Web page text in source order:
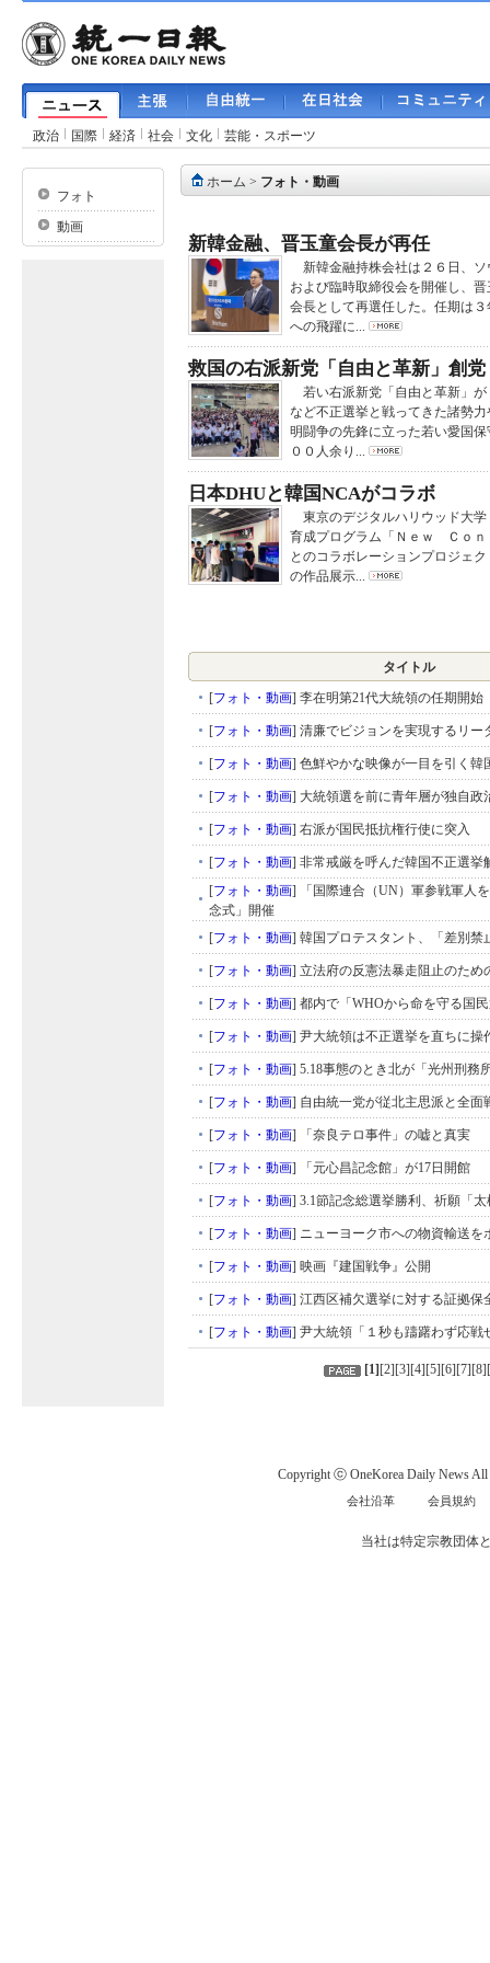
政治 国際 経済 社会 文化 芸能・スポーツ
フォト
動画
ホーム > フォト・動画
新韓金融、晋玉童会長が再任
新韓金融持株会社は２６日、
および臨時取締役会を開催し、
会長として再選任した。任期は
への飛躍に...
救国の右派新党「自由と革新」創党
若い右派新党「自由と革新」
など不正選挙と戦ってきた諸勢
明闘争の先鋒に立った若い愛国
００人余り...
日本DHUと韓国NCAがコラボ
東京のデジタルハリウッド大
育成プログラム「Ｎｅｗ Ｃｏ
とのコラボレーションプロジェ
の作品展示...
タイトル
[フォト・動画] 李在明第21代大統領の任期開始
[フォト・動画] 清廉でビジョンを実現するリー
[フォト・動画] 色鮮やかな映像が一目を引く韓
[フォト・動画] 大統領選を前に青年層が独自政
[フォト・動画] 右派が国民抵抗権行使に突入
[フォト・動画] 非常戒厳を呼んだ韓国不正選挙
[フォト・動画] 「国際連合（UN）軍参戦軍人
念式」開催
[フォト・動画] 韓国プロテスタント、「差別禁
[フォト・動画] 立法府の反憲法暴走阻止のため
[フォト・動画] 都内で「WHOから命を守る国
[フォト・動画] 尹大統領は不正選挙を直ちに操
[フォト・動画] 5.18事態のとき北が「光州刑務
[フォト・動画] 自由統一党が従北主思派と全面
[フォト・動画] 「奈良テロ事件」の嘘と真実
[フォト・動画] 「元心昌記念館」が17日開館
[フォト・動画] 3.1節記念総選挙勝利、祈願「
[フォト・動画] ニューヨーク市への物資輸送を
[フォト・動画] 映画『建国戦争』公開
[フォト・動画] 江西区補欠選挙に対する証拠保
[フォト・動画] 尹大統領「１秒も躊躇わず応戦
[1] [2][3][4][5][6][7][8][
Copyright ⓒ OneKorea Daily News All
会社沿革 会員規約
当社は特定宗教団体